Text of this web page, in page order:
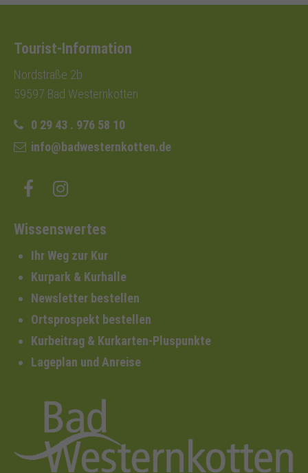
Tourist-Information
Nordstraße 2b
59597 Bad Westernkotten
0 29 43 . 976 58 10
info@badwesternkotten.de
Wissenswertes
Ihr Weg zur Kur
Kurpark & Kurhalle
Newsletter bestellen
Ortsprospekt bestellen
Kurbeitrag & Kurkarten-Pluspunkte
Lageplan und Anreise